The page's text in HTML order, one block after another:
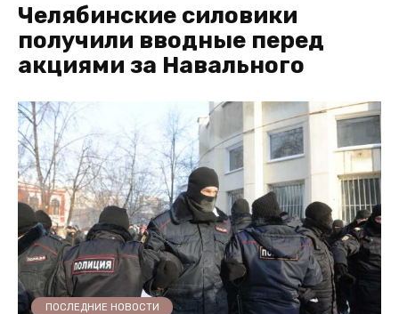
Челябинские силовики
получили вводные перед
акциями за Навального
ПОСЛЕДНИЕ НОВОСТИ